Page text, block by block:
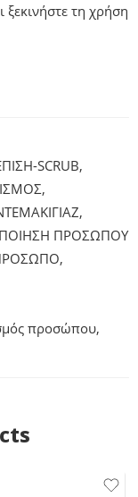
τη χρήση
SCRUB,
,
,
ΠΡΟΣΩΠΟY
,
προσώπου,